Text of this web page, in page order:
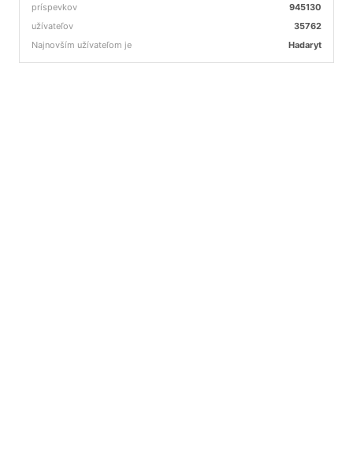
945130
príspevkov
35762
užívateľov
Najnovším užívateľom je
Hadaryt